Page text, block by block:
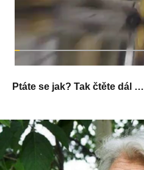
Ptáte se jak? Tak čtěte dál …